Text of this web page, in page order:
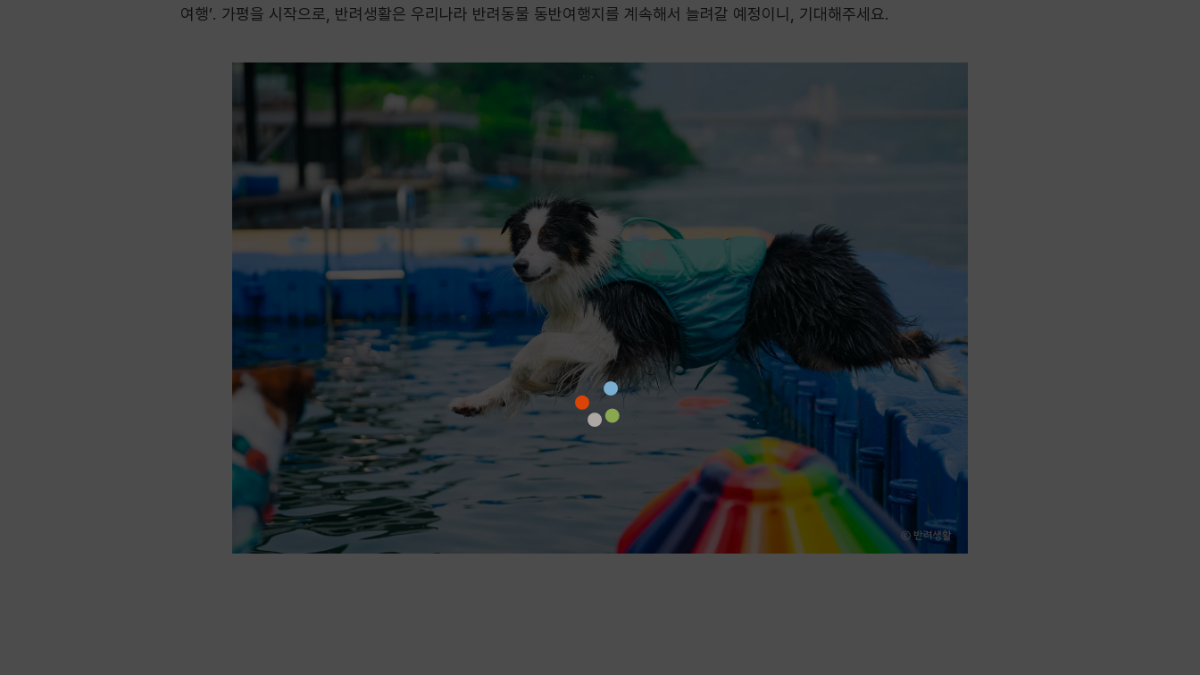
여행’. 가평을 시작으로, 반려생활은 우리나라 반려동물 동반여행지를 계속해서 늘려갈 예정이니, 기대해주세요.